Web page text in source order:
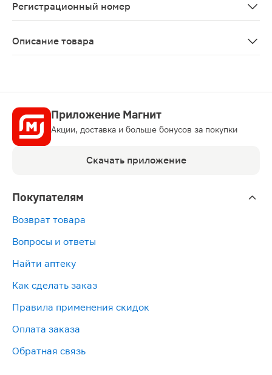
Регистрационный номер
Описание товара
Приложение Магнит
Акции, доставка и больше бонусов за покупки
Скачать приложение
Покупателям
Возврат товара
Вопросы и ответы
Найти аптеку
Как сделать заказ
Правила применения скидок
Оплата заказа
Обратная связь